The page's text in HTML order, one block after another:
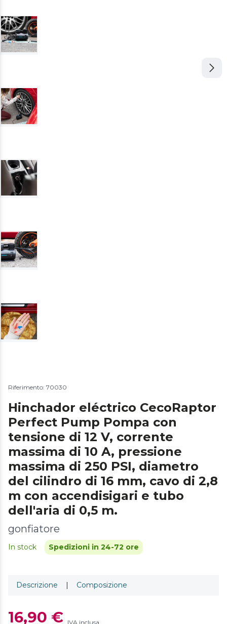
Riferimento: 70030
Hinchador eléctrico CecoRaptor
Perfect Pump Pompa con
tensione di 12 V, corrente
massima di 10 A, pressione
massima di 250 PSI, diametro
del cilindro di 16 mm, cavo di 2,8
m con accendisigari e tubo
dell'aria di 0,5 m.
gonfiatore
In stock Spedizioni in 24-72 ore
Descrizione | Composizione
16,90 € IVA inclusa